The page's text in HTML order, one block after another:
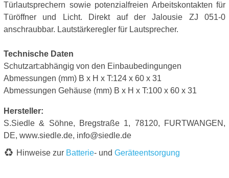
Türlautsprechern sowie potenzialfreien Arbeitskontakten für
Türöffner und Licht. Direkt auf der Jalousie ZJ 051-0
anschraubbar. Lautstärkeregler für Lautsprecher.
Technische Daten
Schutzart:abhängig von den Einbaubedingungen
Abmessungen (mm) B x H x T:124 x 60 x 31
Abmessungen Gehäuse (mm) B x H x T:100 x 60 x 31
Hersteller:
S.Siedle & Söhne, Bregstraße 1, 78120, FURTWANGEN,
DE, www.siedle.de, info@siedle.de
Hinweise zur Batterie- und Geräteentsorgung